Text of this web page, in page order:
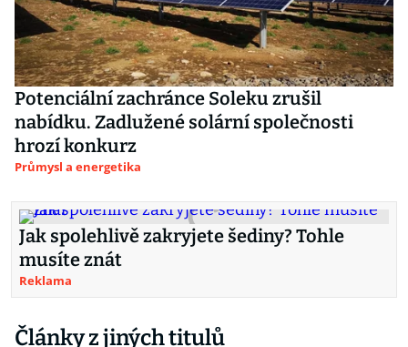
Potenciální zachránce Soleku zrušil
nabídku. Zadlužené solární společnosti
hrozí konkurz
Průmysl a energetika
Jak spolehlivě zakryjete šediny? Tohle
musíte znát
Reklama
Články z jiných titulů